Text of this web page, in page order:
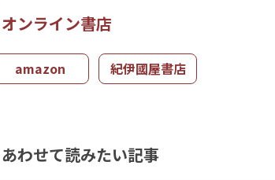
オンライン書店
amazon 紀伊國屋書店
あわせて読みたい記事